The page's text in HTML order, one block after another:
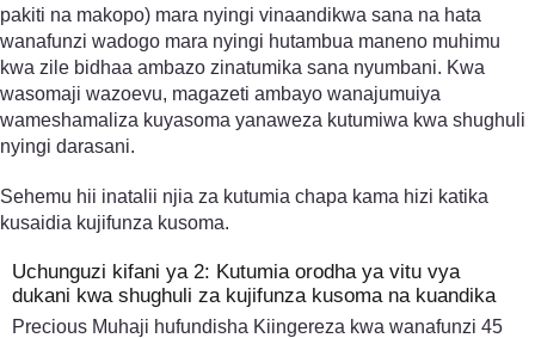
pakiti na makopo) mara nyingi vinaandikwa sana na hata
wanafunzi wadogo mara nyingi hutambua maneno muhimu
kwa zile bidhaa ambazo zinatumika sana nyumbani. Kwa
wasomaji wazoevu, magazeti ambayo wanajumuiya
wameshamaliza kuyasoma yanaweza kutumiwa kwa shughuli
nyingi darasani.
Sehemu hii inatalii njia za kutumia chapa kama hizi katika
kusaidia kujifunza kusoma.
Uchunguzi kifani ya 2: Kutumia orodha ya vitu vya
dukani kwa shughuli za kujifunza kusoma na kuandika
Precious Muhaji hufundisha Kiingereza kwa wanafunzi 45